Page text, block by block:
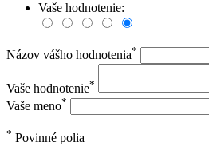
Vaše hodnotenie:
Názov vášho hodnotenia*
Vaše hodnotenie*
Vaše meno*
* Povinné polia